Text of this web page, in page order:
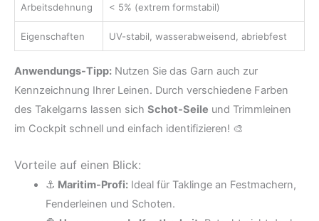
Arbeitsdehnung < 5% (extrem formstabil)
Eigenschaften UV-stabil, wasserabweisend, abriebfest
Anwendungs-Tipp: Nutzen Sie das Garn auch zur
Kennzeichnung Ihrer Leinen. Durch verschiedene Farben
des Takelgarns lassen sich Schot-Seile und Trimmleinen
im Cockpit schnell und einfach identifizieren! 🎨
Vorteile auf einen Blick:
⚓ Maritim-Profi:Ideal für Taklinge an Festmachern,
Fenderleinen und Schoten.